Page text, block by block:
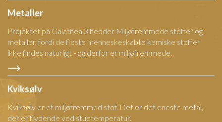
Metaller
Projektet på Galathea 3 hedder Miljøfremmede stoffer og
metaller, fordi de fleste menneskeskabte kemiske stoffer
ikke findes naturligt - og derfor er miljøfremmede.
Kviksølv
Kviksølv er et miljøfremmed stof. Det er det eneste metal,
der er flydende ved stuetemperatur.